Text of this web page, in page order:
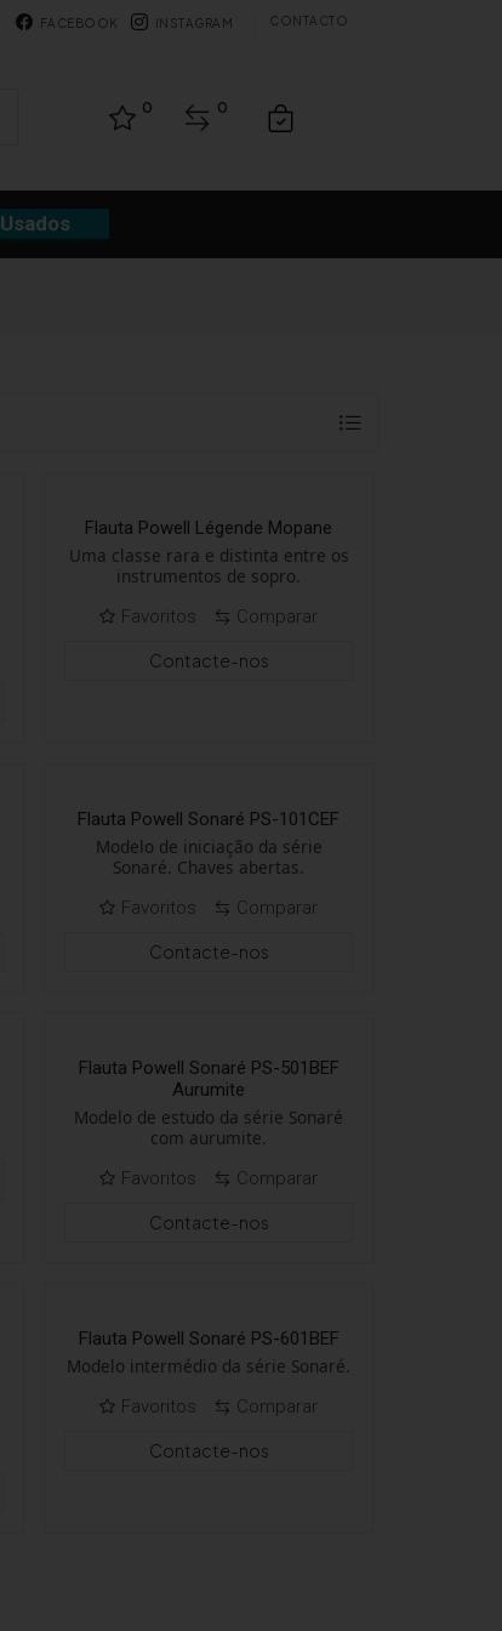
FACEBOOK INSTAGRAM CONTACTO
0 0
Usados
Flauta Powell Légende Mopane
Uma classe rara e distinta entre os
instrumentos de sopro.
Favoritos
Comparar
Contacte-nos
Flauta Powell Sonaré PS-101CEF
Modelo de iniciação da série
Sonaré. Chaves abertas.
Favoritos
Comparar
Contacte-nos
Flauta Powell Sonaré PS-501BEF
Aurumite
Modelo de estudo da série Sonaré
com aurumite.
Favoritos
Comparar
Contacte-nos
Flauta Powell Sonaré PS-601BEF
Modelo intermédio da série Sonaré.
Favoritos
Comparar
Contacte-nos